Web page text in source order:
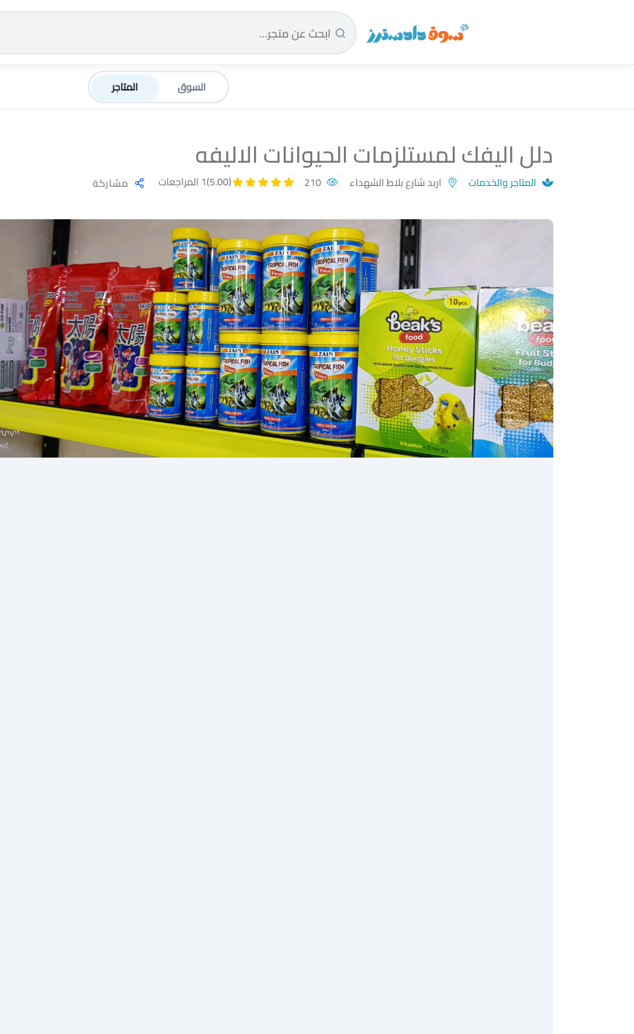
سوق دادسترز الرئيسية
السوق المتاجر
دلل اليفك لمستلزمات الحيوانات الاليفه
المتاجر والخدمات اربد شارع بلاط الشهداء (5.00) 1 المراجعات مشاركة